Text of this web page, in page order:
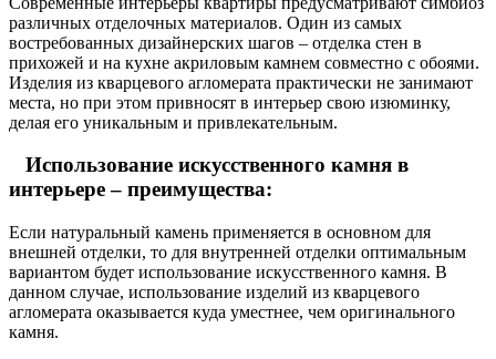
различных отделочных материалов. Один из самых
востребованных дизайнерских шагов – отделка стен в
прихожей и на кухне акриловым камнем совместно с обоями.
Изделия из кварцевого агломерата практически не занимают
места, но при этом привносят в интерьер свою изюминку,
делая его уникальным и привлекательным.
Использование искусственного камня в
интерьере – преимущества:
Если натуральный камень применяется в основном для
внешней отделки, то для внутренней отделки оптимальным
вариантом будет использование искусственного камня. В
данном случае, использование изделий из кварцевого
агломерата оказывается куда уместнее, чем оригинального
камня.